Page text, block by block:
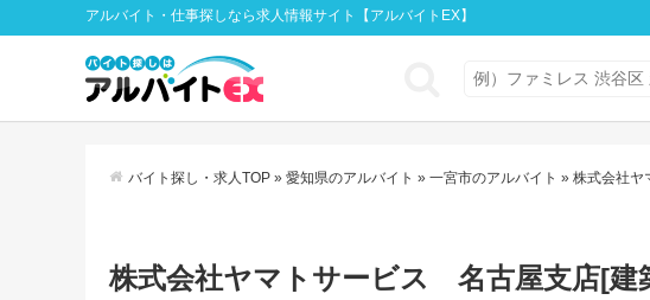
アルバイト・仕事探しなら求人情報サイト【アルバイトEX】
バイト探し・求人TOP » 愛知県のアルバイト » 一宮市のアルバイト » 株式会社
株式会社ヤマトサービス 名古屋支店[建